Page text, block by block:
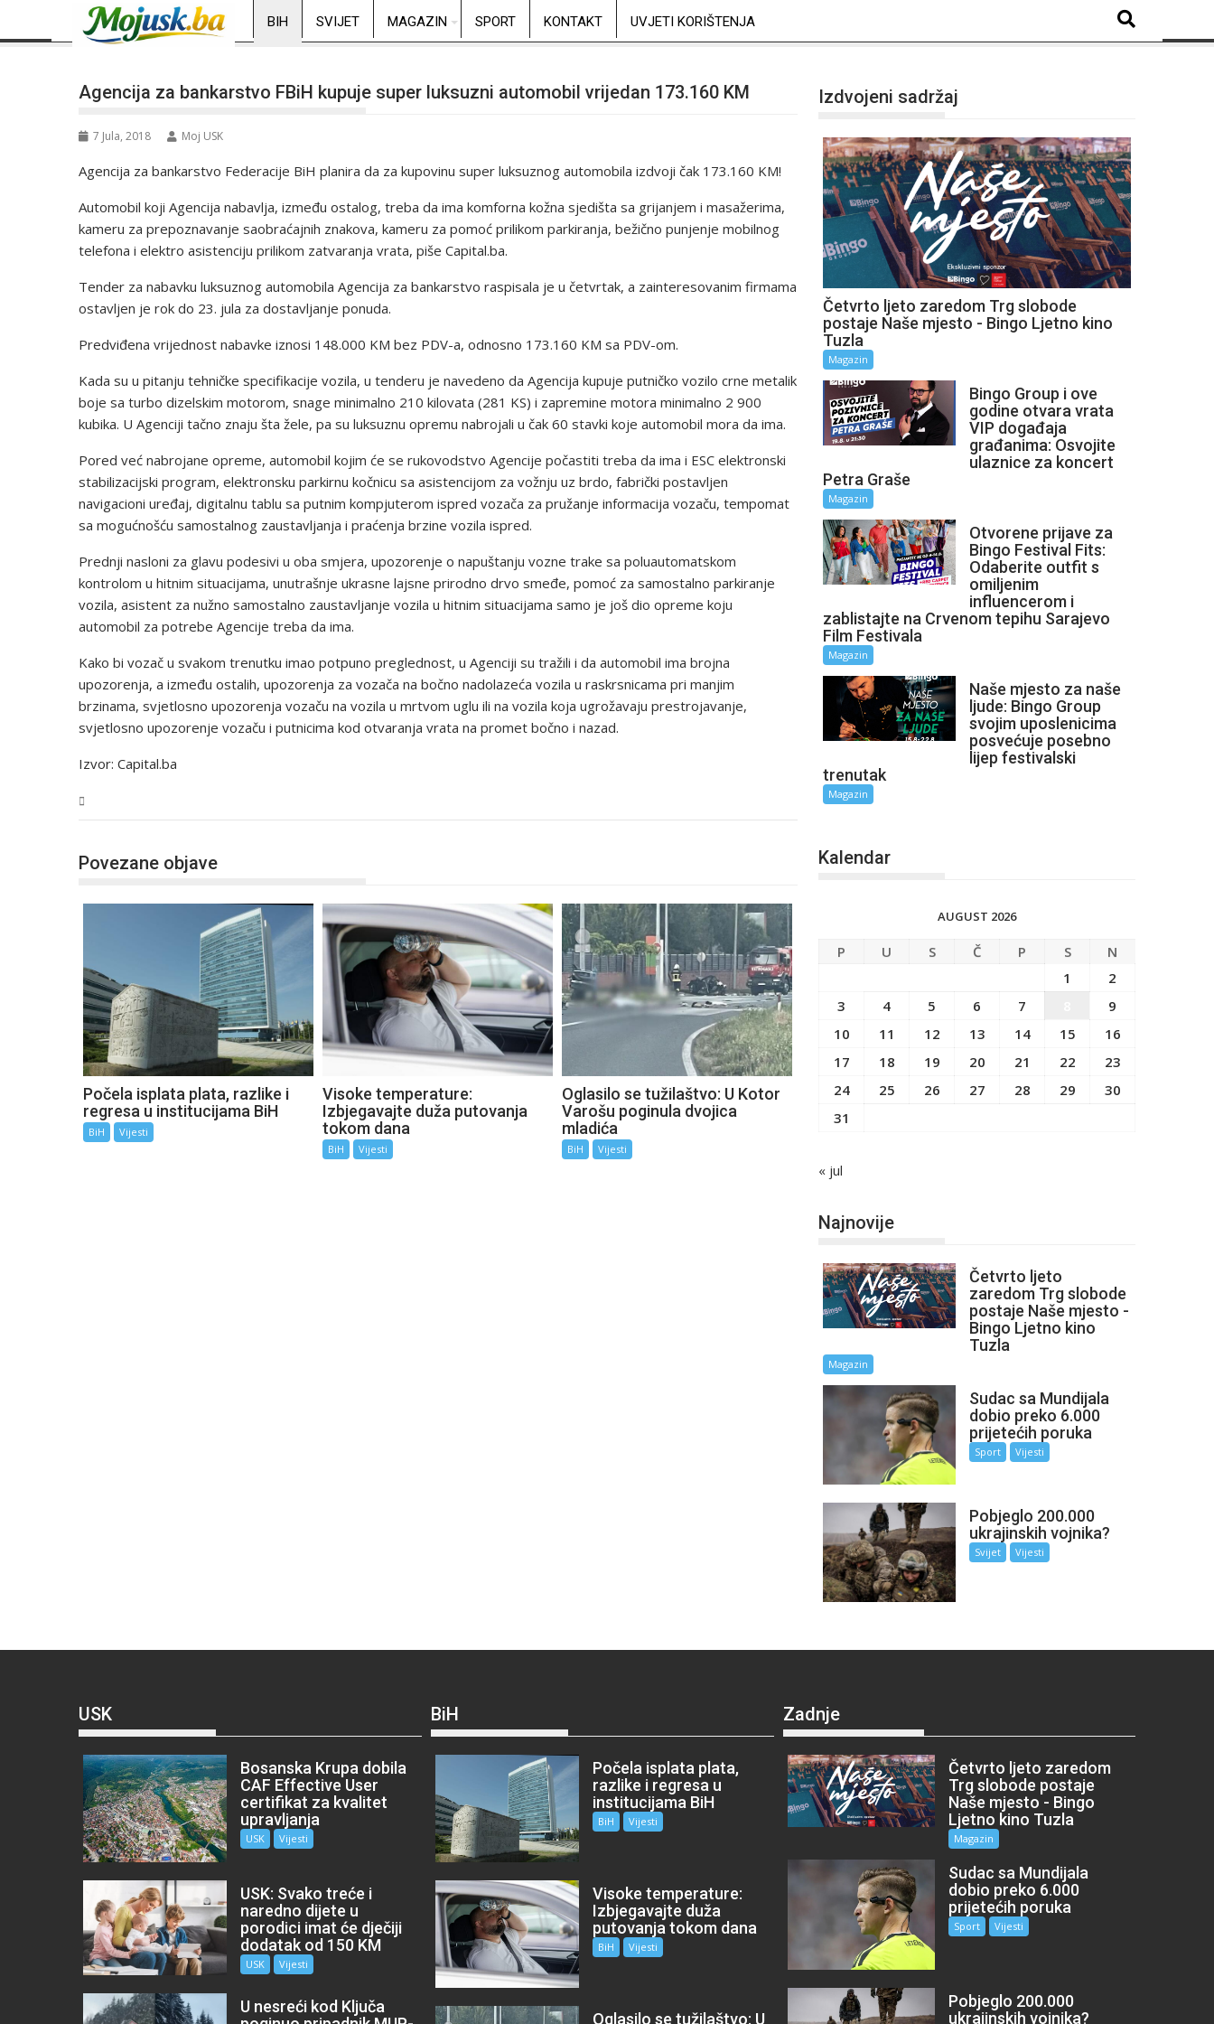
BIH SVIJET MAGAZIN SPORT KONTAKT UVJETI KORIŠTENJA
Agencija za bankarstvo FBiH kupuje super luksuzni automobil vrijedan 173.160 KM
7 Jula, 2018 Moj USK
Agencija za bankarstvo Federacije BiH planira da za kupovinu super luksuznog automobila izdvoji čak 173.160 KM!
Automobil koji Agencija nabavlja, između ostalog, treba da ima komforna kožna sjedišta sa grijanjem i masažerima,
kameru za prepoznavanje saobraćajnih znakova, kameru za pomoć prilikom parkiranja, bežično punjenje mobilnog
telefona i elektro asistenciju prilikom zatvaranja vrata, piše Capital.ba.
Tender za nabavku luksuznog automobila Agencija za bankarstvo raspisala je u četvrtak, a zainteresovanim firmama
ostavljen je rok do 23. jula za dostavljanje ponuda.
Predviđena vrijednost nabavke iznosi 148.000 KM bez PDV-a, odnosno 173.160 KM sa PDV-om.
Kada su u pitanju tehničke specifikacije vozila, u tenderu je navedeno da Agencija kupuje putničko vozilo crne metalik
boje sa turbo dizelskim motorom, snage minimalno 210 kilovata (281 KS) i zapremine motora minimalno 2 900
kubika. U Agenciji tačno znaju šta žele, pa su luksuznu opremu nabrojali u čak 60 stavki koje automobil mora da ima.
Pored već nabrojane opreme, automobil kojim će se rukovodstvo Agencije počastiti treba da ima i ESC elektronski
stabilizacijski program, elektronsku parkirnu kočnicu sa asistencijom za vožnju uz brdo, fabrički postavljen
navigacioni uređaj, digitalnu tablu sa putnim kompjuterom ispred vozača za pružanje informacija vozaču, tempomat
sa mogućnošću samostalnog zaustavljanja i praćenja brzine vozila ispred.
Prednji nasloni za glavu podesivi u oba smjera, upozorenje o napuštanju vozne trake sa poluautomatskom
kontrolom u hitnim situacijama, unutrašnje ukrasne lajsne prirodno drvo smeđe, pomoć za samostalno parkiranje
vozila, asistent za nužno samostalno zaustavljanje vozila u hitnim situacijama samo je još dio opreme koju
automobil za potrebe Agencije treba da ima.
Kako bi vozač u svakom trenutku imao potpuno preglednost, u Agenciji su tražili i da automobil ima brojna
upozorenja, a između ostalih, upozorenja za vozača na bočno nadolazeća vozila u raskrsnicama pri manjim
brzinama, svjetlosno upozorenja vozaču na vozila u mrtvom uglu ili na vozila koja ugrožavaju prestrojavanje,
svjetlosno upozorenje vozaču i putnicima kod otvaranja vrata na promet bočno i nazad.
Izvor: Capital.ba
Povezane objave
Počela isplata plata, razlike i
regresa u institucijama BiH
BiH Vijesti
Visoke temperature:
Izbjegavajte duža putovanja
tokom dana
BiH Vijesti
Oglasilo se tužilaštvo: U Kotor
Varošu poginula dvojica
mladića
BiH Vijesti
Izdvojeni sadržaj
Četvrto ljeto zaredom Trg slobode
postaje Naše mjesto - Bingo Ljetno kino
Tuzla
Magazin
Bingo Group i ove
godine otvara vrata
VIP događaja
građanima: Osvojite
ulaznice za koncert
Petra Graše
Magazin
Otvorene prijave za
Bingo Festival Fits:
Odaberite outfit s
omiljenim
influencerom i
zablistajte na Crvenom tepihu Sarajevo
Film Festivala
Magazin
Naše mjesto za naše
ljude: Bingo Group
svojim uposlenicima
posvećuje posebno
lijep festivalski
trenutak
Magazin
Kalendar
AUGUST 2026
P U S Č P S
N
1
2
3
4 5 6 7
9
10
11 12 13 14 15
16
17
18 19 20 21 22
23
24
25 26 27 28 29
30
31
« jul
Najnovije
Četvrto ljeto
zaredom Trg slobode
postaje Naše mjesto -
Bingo Ljetno kino
Tuzla
Magazin
Sudac sa Mundijala
dobio preko 6.000
prijetećih poruka
Sport Vijesti
Pobjeglo 200.000
ukrajinskih vojnika?
Svijet Vijesti
USK
Bosanska Krupa dobila
CAF Effective User
certifikat za kvalitet
upravljanja
USK Vijesti
USK: Svako treće i
naredno dijete u
porodici imat će dječiji
dodatak od 150 KM
USK Vijesti
U nesreći kod Ključa
BiH
Počela isplata plata,
razlike i regresa u
institucijama BiH
BiH Vijesti
Visoke temperature:
Izbjegavajte duža
putovanja tokom dana
BiH Vijesti
Oglasilo se tužilaštvo: U
Zadnje
Četvrto ljeto zaredom
Trg slobode postaje
Naše mjesto - Bingo
Ljetno kino Tuzla
Magazin
Sudac sa Mundijala
dobio preko 6.000
prijetećih poruka
Sport Vijesti
Pobjeglo 200.000
ukrajinskih vojnika?